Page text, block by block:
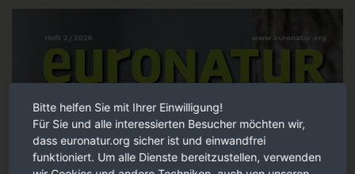
Bitte helfen Sie mit Ihrer Einwilligung!
Für Sie und alle interessierten Besucher möchten wir,
dass euronatur.org sicher ist und einwandfrei
funktioniert. Um alle Dienste bereitzustellen, verwenden